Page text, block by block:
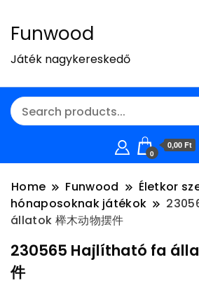
Funwood
Játék nagykereskedő
0
0,00 Ft
Home Funwood Életkor
hónaposoknak játékok
állatok 榉木动物摆件
230565 Hajlítható fa
件